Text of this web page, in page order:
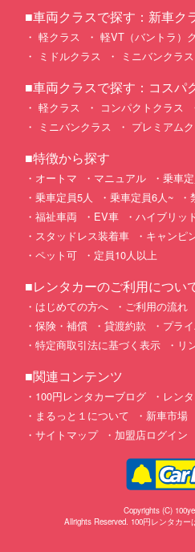
■車両クラスで探す：新車ク
軽クラス 軽VT（バントラ）
ミドルクラス
ミニバンクラス
■車両クラスで探す：コスパ
軽クラス コンパクトクラス
ミニバンクラス
プレミアム
■特徴から探す
オートマ マニュアル 乗車
乗車定員5人
乗車定員6人~
福祉車両
EV車 ハイブリッ
スタッドレス装着車
キャンピ
ペット可
定員10人以上
■レンタカーのご利用につい
はじめての方へ ご利用の流れ
保険・補償
貸渡約款
プラ
特定商取引法に基づく表示
リ
■関連コンテンツ
100円レンタカーブログ
レン
まるっと１について
新車市場
サイトマップ
加盟店ログイン
Copyrights (C)
Allrights Reserved. 100円レンタカー